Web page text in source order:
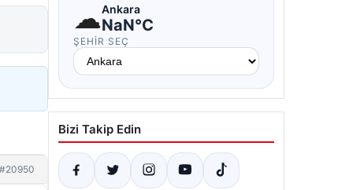
#20950
☁Ankara
NaN°C
ŞEHIR SEÇ
Bizi Takip Edin